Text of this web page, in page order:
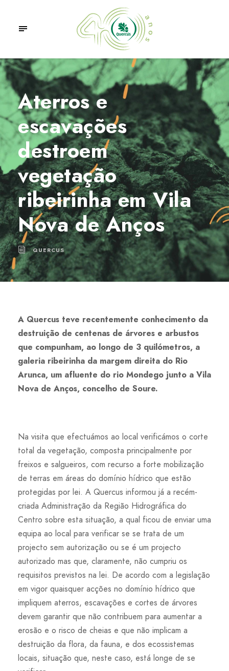
Aterros e
escavações
destroem
vegetação
ribeirinha em Vila
Nova de Anços
QUERCUS
A Quercus teve recentemente conhecimento da
destruição de centenas de árvores e arbustos
que compunham, ao longo de 3 quilómetros, a
galeria ribeirinha da margem direita do Rio
Arunca, um afluente do rio Mondego junto a Vila
Nova de Anços, concelho de Soure.
Na visita que efectuámos ao local verificámos o corte
total da vegetação, composta principalmente por
freixos e salgueiros, com recurso a forte mobilização
de terras em áreas do domínio hídrico que estão
protegidas por lei. A Quercus informou já a recém-
criada Administração da Região Hidrográfica do
Centro sobre esta situação, a qual ficou de enviar uma
equipa ao local para verificar se se trata de um
projecto sem autorização ou se é um projecto
autorizado mas que, claramente, não cumpriu os
requisitos previstos na lei. De acordo com a legislação
em vigor quaisquer acções no domínio hídrico que
impliquem aterros, escavações e cortes de árvores
devem garantir que não contribuem para aumentar a
erosão e o risco de cheias e que não implicam a
destruição da flora, da fauna, e dos ecossistemas
locais, situação que, neste caso, está longe de se